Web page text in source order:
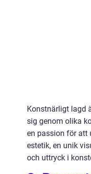
Konstnärligt lagd
sig genom olika
en passion för att
estetik, en unik
och uttryck i